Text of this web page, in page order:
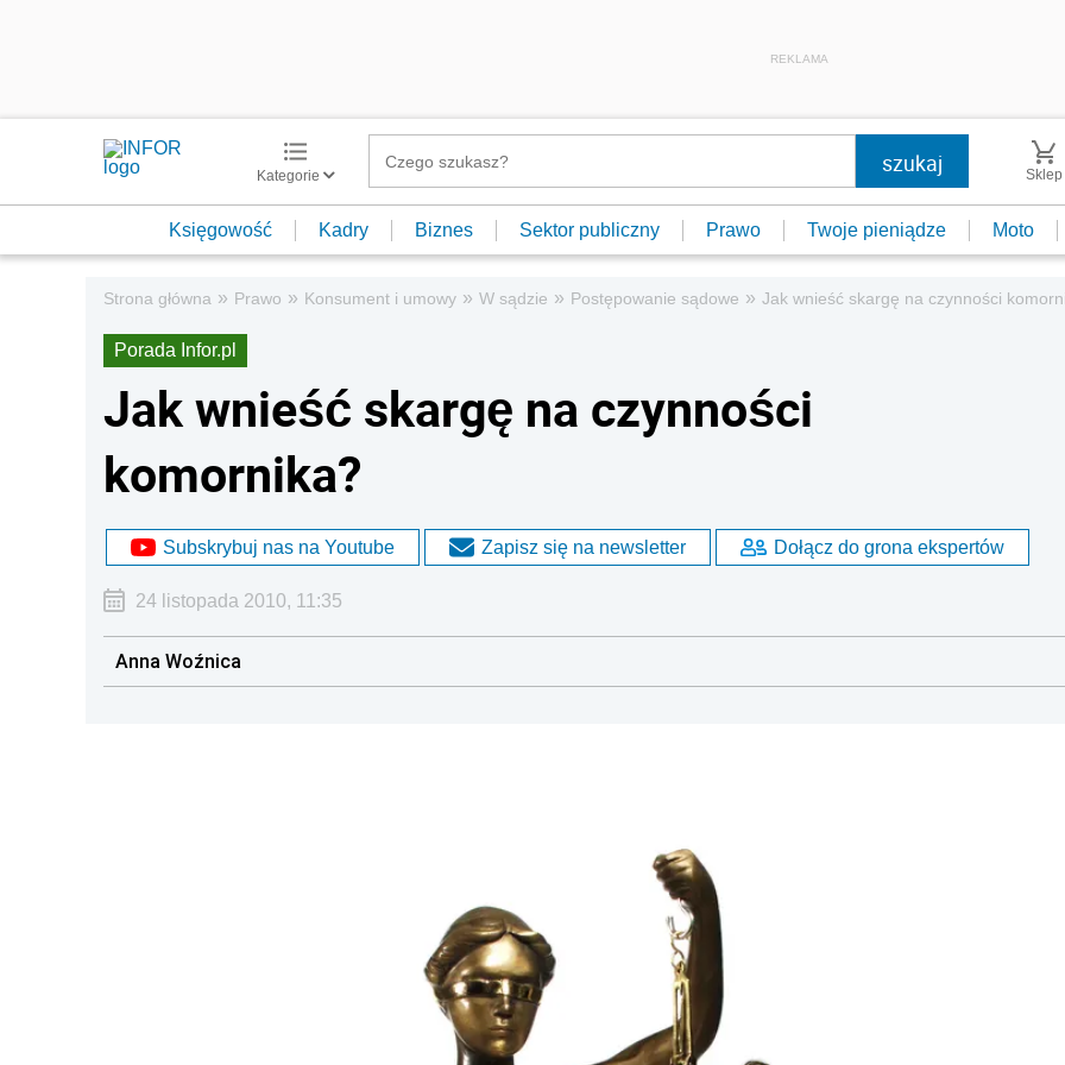
REKLAMA
Kategorie Sklep
Księgowość Kadry Biznes Sektor publiczny Prawo Twoje pieniądze Moto
Strona główna » Prawo » Konsument i umowy » W sądzie » Postępowanie sądowe » Jak wnieść skargę na czynności
Porada Infor.pl
Jak wnieść skargę na czynności
komornika?
Subskrybuj nas na Youtube Zapisz się na newsletter Dołącz do grona ekspertów
24 listopada 2010, 11:35
Anna Woźnica